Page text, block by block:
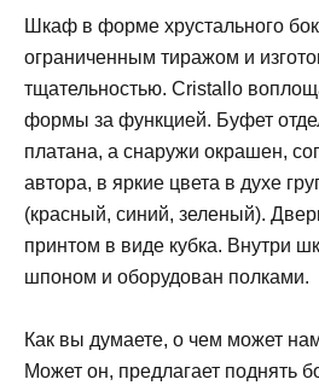
Шкаф в форме хрустального
ограниченным тиражом и
тщательностью. Cristallo
формы за функцией. Буфет
платана, а снаружи окрашен,
автора, в яркие цвета в духе
(красный, синий, зеленый).
принтом в виде кубка. Внутри
шпоном и оборудован полками.
Как вы думаете, о чем может
Может он, предлагает поднять